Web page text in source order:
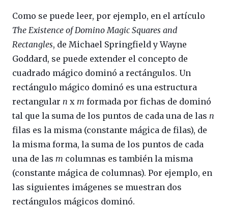
Como se puede leer, por ejemplo, en el artículo
The Existence of Domino Magic Squares and
Rectangles, de Michael Springfield y Wayne
Goddard, se puede extender el concepto de
cuadrado mágico dominó a rectángulos. Un
rectángulo mágico dominó es una estructura
rectangular n x m formada por fichas de dominó
tal que la suma de los puntos de cada una de las n
filas es la misma (constante mágica de filas), de
la misma forma, la suma de los puntos de cada
una de las m columnas es también la misma
(constante mágica de columnas). Por ejemplo, en
las siguientes imágenes se muestran dos
rectángulos mágicos dominó.